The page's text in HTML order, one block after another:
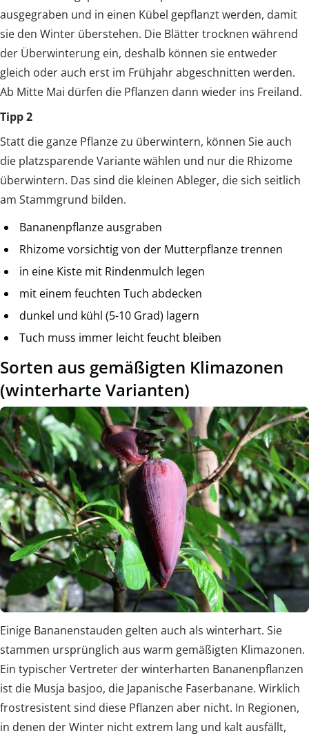
ausgegraben und in einen Kübel gepflanzt werden, damit
sie den Winter überstehen. Die Blätter trocknen während
der Überwinterung ein, deshalb können sie entweder
gleich oder auch erst im Frühjahr abgeschnitten werden.
Ab Mitte Mai dürfen die Pflanzen dann wieder ins Freiland.
Tipp 2
Statt die ganze Pflanze zu überwintern, können Sie auch
die platzsparende Variante wählen und nur die Rhizome
überwintern. Das sind die kleinen Ableger, die sich seitlich
am Stammgrund bilden.
Bananenpflanze ausgraben
Rhizome vorsichtig von der Mutterpflanze trennen
in eine Kiste mit Rindenmulch legen
mit einem feuchten Tuch abdecken
dunkel und kühl (5-10 Grad) lagern
Tuch muss immer leicht feucht bleiben
Sorten aus gemäßigten Klimazonen
(winterharte Varianten)
Einige Bananenstauden gelten auch als winterhart. Sie
stammen ursprünglich aus warm gemäßigten Klimazonen.
Ein typischer Vertreter der winterharten Bananenpflanzen
ist die Musja basjoo, die Japanische Faserbanane. Wirklich
frostresistent sind diese Pflanzen aber nicht. In Regionen,
in denen der Winter nicht extrem lang und kalt ausfällt,